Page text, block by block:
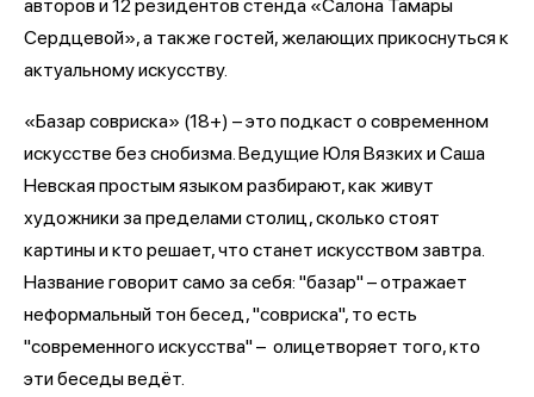
авторов и 12 резидентов стенда «Салона Тамары
Сердцевой», а также гостей, желающих прикоснуться к
актуальному искусству.
«Базар совриска» (18+) – это подкаст о современном
искусстве без снобизма. Ведущие Юля Вязких и Саша
Невская простым языком разбирают, как живут
художники за пределами столиц, сколько стоят
картины и кто решает, что станет искусством завтра.
Название говорит само за себя: "базар" – отражает
неформальный тон бесед, "совриска", то есть
"современного искусства" – олицетворяет того, кто
эти беседы ведёт.